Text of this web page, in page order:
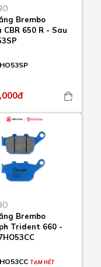
Brembo
CBR 650 R - Sau
Brembo
Trident 660 -
TẠM HẾT